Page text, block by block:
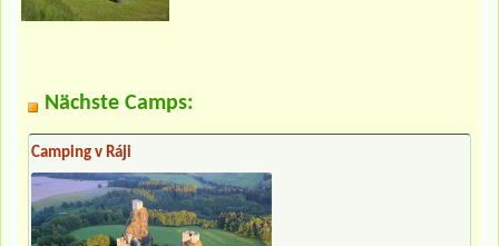
Nächste Camps:
Camping v Ráji